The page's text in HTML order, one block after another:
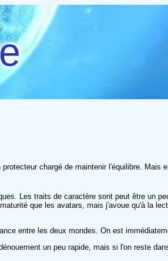
chargé de maintenir l'équilibre. Mais
Les traits de caractère sont peut être un
que les avatars, mais j'avoue qu'à la
entre les deux mondes. On est
un peu rapide, mais si l'on reste